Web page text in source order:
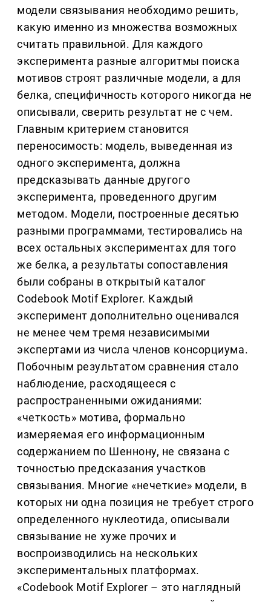
модели связывания необходимо решить,
какую именно из множества возможных
считать правильной. Для каждого
эксперимента разные алгоритмы поиска
мотивов строят различные модели, а для
белка, специфичность которого никогда не
описывали, сверить результат не с чем.
Главным критерием становится
переносимость: модель, выведенная из
одного эксперимента, должна
предсказывать данные другого
эксперимента, проведенного другим
методом. Модели, построенные десятью
разными программами, тестировались на
всех остальных экспериментах для того
же белка, а результаты сопоставления
были собраны в открытый каталог
Codebook Motif Explorer. Каждый
эксперимент дополнительно оценивался
не менее чем тремя независимыми
экспертами из числа членов консорциума.
Побочным результатом сравнения стало
наблюдение, расходящееся с
распространенными ожиданиями:
«четкость» мотива, формально
измеряемая его информационным
содержанием по Шеннону, не связана с
точностью предсказания участков
связывания. Многие «нечеткие» модели, в
которых ни одна позиция не требует строго
определенного нуклеотида, описывали
связывание не хуже прочих и
воспроизводились на нескольких
экспериментальных платформах.
«Codebook Motif Explorer – это наглядный